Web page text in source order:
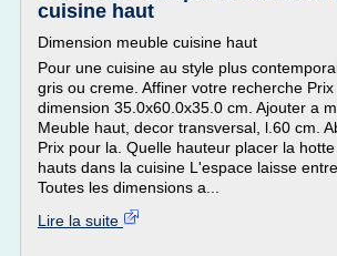
cuisine haut
Dimension meuble cuisine haut
Pour une cuisine au style plus
gris ou creme. Affiner votre recherche Prix
dimension 35.0x60.0x35.0 cm. Ajouter a
Meuble haut, decor transversal, l.60 cm.
Prix pour la. Quelle hauteur placer la
hauts dans la cuisine L'espace laisse
Toutes les dimensions a...
Lire la suite